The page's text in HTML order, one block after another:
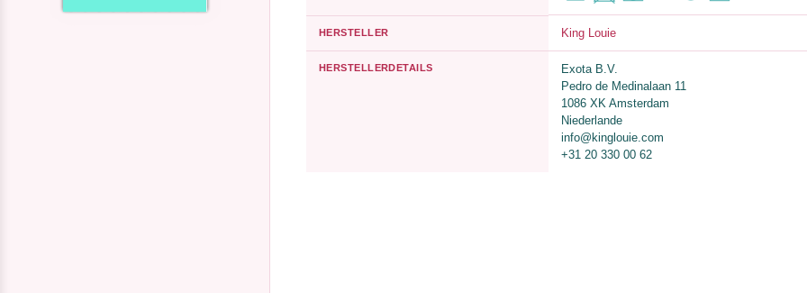
HERSTELLER King Louie
HERSTELLERDETAILS
Exota B.V.
Pedro de Medinalaan 11
1086 XK Amsterdam
Niederlande
info@kinglouie.com
+31 20 330 00 62